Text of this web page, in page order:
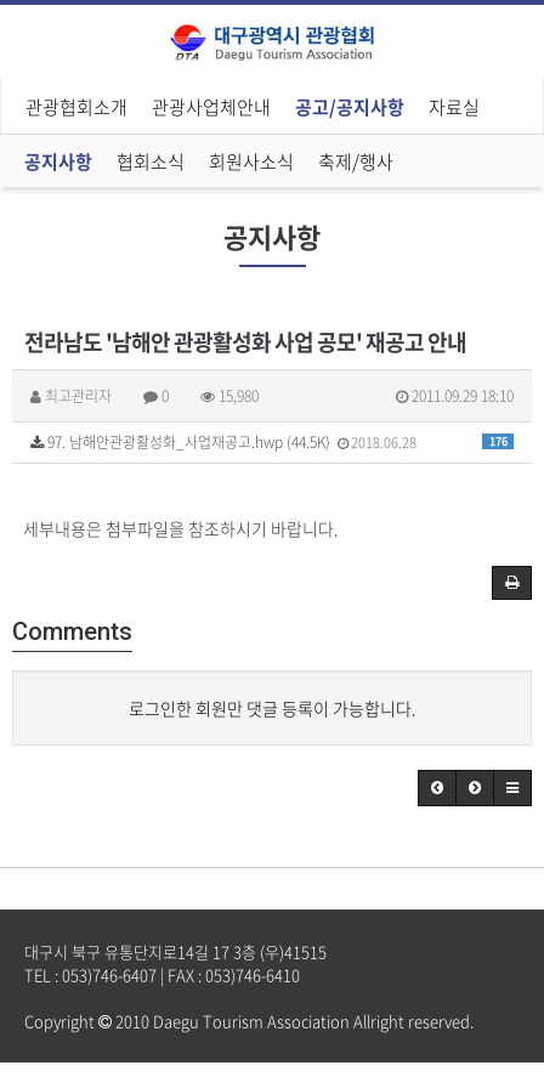
관광협회소개 관광사업체안내 공고/공지사항 자료실
공지사항 협회소식 회원사소식 축제/행사
공지사항
전라남도 '남해안 관광활성화 사업 공모' 재공고 안내
최고관리자 0 15,980 2011.09.29 18:10
176
97. 남해안관광활성화_사업재공고.hwp (44.5K) 2018.06.28
세부내용은 첨부파일을 참조하시기 바랍니다.
Comments
로그인한 회원만 댓글 등록이 가능합니다.
대구시 북구 유통단지로14길 17 3층 (우)41515
TEL : 053)746-6407 | FAX : 053)746-6410
Copyright
2010 Daegu Tourism Association Allright reserved.